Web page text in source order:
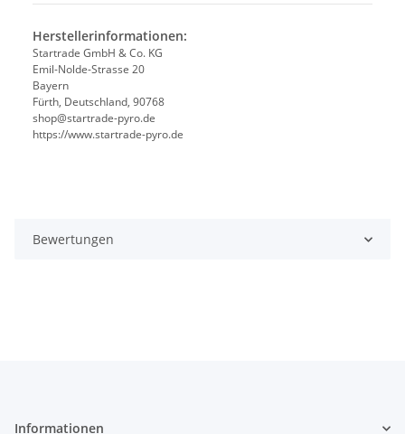
Herstellerinformationen:
Startrade GmbH & Co. KG
Emil-Nolde-Strasse 20
Bayern
Fürth, Deutschland, 90768
shop@startrade-pyro.de
https://www.startrade-pyro.de
Bewertungen
Informationen